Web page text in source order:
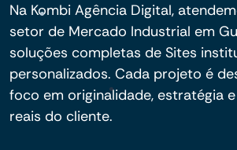
Na Kombi Agência Digital,
setor de Mercado Industrial em
soluções completas de Sites
personalizados. Cada projeto é
foco em originalidade, estratégia
reais do cliente.